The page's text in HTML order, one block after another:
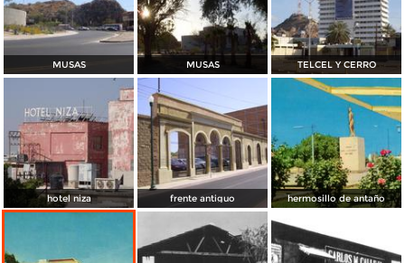
MUSAS MUSAS TELCEL Y CERRO
hotel niza frente antiguo hermosillo de antaño